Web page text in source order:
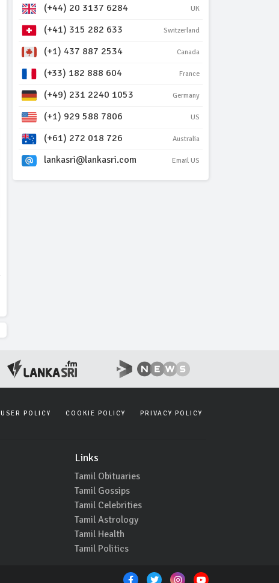
(+44) 20 3137 6284 UK
(+41) 315 282 633 Switzerland
(+1) 437 887 2534 Canada
(+33) 182 888 604 France
(+49) 231 2240 1053 Germany
(+1) 929 588 7806 US
(+61) 272 018 726 Australia
lankasri@lankasri.com Email US
USER POLICY COOKIE POLICY PRIVACY POLICY
Links
Tamil Obituaries
Tamil Gossips
Tamil Celebrities
Tamil Astrology
Tamil Health
Tamil Politics